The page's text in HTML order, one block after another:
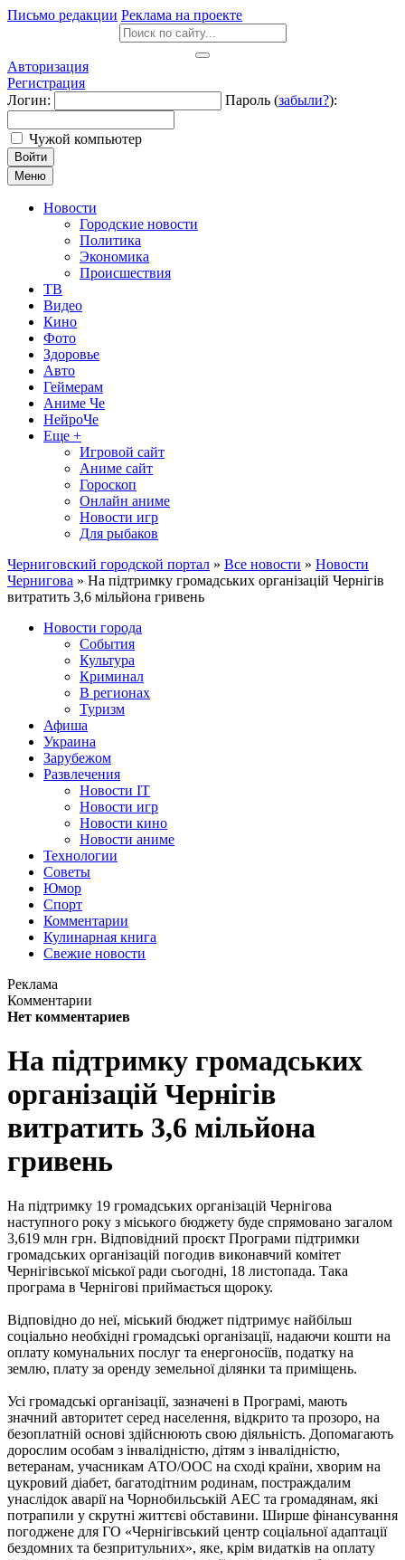
Письмо редакции Реклама на проекте
Авторизация
Регистрация
Логин:
Пароль (забыли?):
Чужой компьютер
Войти
Меню
Новости
Городские новости
Политика
Экономика
Происшествия
ТВ
Видео
Кино
Фото
Здоровье
Авто
Геймерам
Аниме Че
НейроЧе
Еще +
Игровой сайт
Аниме сайт
Гороскоп
Онлайн аниме
Новости игр
Для рыбаков
Черниговский городской портал » Все новости » Новости
Чернигова » На підтримку громадських організацій Чернігів
витратить 3,6 мільйона гривень
Новости города
События
Культура
Криминал
В регионах
Туризм
Афиша
Украина
Зарубежом
Развлечения
Новости IT
Новости игр
Новости кино
Новости аниме
Технологии
Советы
Юмор
Спорт
Комментарии
Кулинарная книга
Свежие новости
Реклама
Комментарии
Нет комментариев
На підтримку громадських
організацій Чернігів
витратить 3,6 мільйона
гривень
На підтримку 19 громадських організацій Чернігова
наступного року з міського бюджету буде спрямовано загалом
3,619 млн грн. Відповідний проєкт Програми підтримки
громадських організацій погодив виконавчий комітет
Чернігівської міської ради сьогодні, 18 листопада. Така
програма в Чернігові приймається щороку.
Відповідно до неї, міський бюджет підтримує найбільш
соціально необхідні громадські організації, надаючи кошти на
оплату комунальних послуг та енергоносіїв, податку на
землю, плату за оренду земельної ділянки та приміщень.
Усі громадські організації, зазначені в Програмі, мають
значний авторитет серед населення, відкрито та прозоро, на
безоплатній основі здійснюють свою діяльність. Допомагають
дорослим особам з інвалідністю, дітям з інвалідністю,
ветеранам, учасникам АТО/ООС на сході країни, хворим на
цукровий діабет, багатодітним родинам, постраждалим
унаслідок аварії на Чорнобильській АЕС та громадянам, які
потрапили у скрутні життєві обставини. Ширше фінансування
погоджене для ГО «Чернігівський центр соціальної адаптації
бездомних та безпритульних», яке, крім видатків на оплату